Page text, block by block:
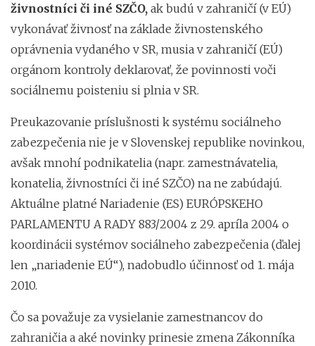
živnostníci či iné SZČO, ak budú v zahraničí (v EÚ)
vykonávať živnosť na základe živnostenského
oprávnenia vydaného v SR, musia v zahraničí (EÚ)
orgánom kontroly deklarovať, že povinnosti voči
sociálnemu poisteniu si plnia v SR.
Preukazovanie príslušnosti k systému sociálneho
zabezpečenia nie je v Slovenskej republike novinkou,
avšak mnohí podnikatelia (napr. zamestnávatelia,
konatelia, živnostníci či iné SZČO) na ne zabúdajú.
Aktuálne platné Nariadenie (ES) EURÓPSKEHO
PARLAMENTU A RADY 883/2004 z 29. apríla 2004 o
koordinácii systémov sociálneho zabezpečenia (ďalej
len „nariadenie EÚ“), nadobudlo účinnosť od 1. mája
2010.
Čo sa považuje za vysielanie zamestnancov do
zahraničia a aké novinky prinesie zmena Zákonníka